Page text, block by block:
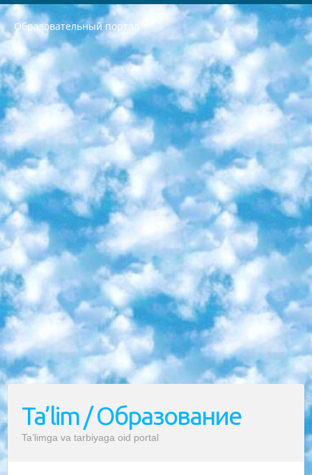
Образовательный портал
РЕСПУБЛИКА УЗБЕКИСТАН МИНИСТРЕРСТВО ДОШКОЛЬНОГО И ШКОЛЬНОГО ОБРАЗОВАНИЯ КОМАНДА в общеобразовательных учреждениях в 2023-2024 учебном году организация и проведение итоговой государственной аттестации обучающихся о Министра дошкольного и школьного образования Республики Узбекистан от 4 марта 2008 года (постановлением Минюста от 20 марта 2008 года № 1778 государственной регистрации) «Итоговое состояние учащихся общего среднего образования на основании положения об утверждении положения об аттестации общего среднего образования выпускной экзамен студентов в образовательных учреждениях в 2023-2024 учебном году В целях организации и прохождения аттестации приказываю: 1. Следующее: перечень предметов, по которым будет проводиться итоговая государственная аттестация и экзамен формы перевода согласно приложению 1; сертификаты международного образца, оценивающие уровень владения иностранными языками перечень согласно приложению 2; 2. Педагогический при специализированных образовательных учреждениях. научно-практический центр квалификации и международной оценки (Д.Давидова) 2024 г. До 25 марта: задания по предметам, по которым будет проводиться итоговая аттестация разработка и утверждение технических условий; итоговая аттестация на основании разработанного предметного задания разработка вопросов по предметам (устно и письменно), экзамен передача; общеобразовательные средние школы и специальные учебные заведения учащиеся выпускных классов школ и интернатов в агентской системе подготовка базы данных экзаменационных материалов и критериев оценки; перевод базы экзаменационных материалов на все языки обучения подать в Республиканский образовательный центр для изготовления; варианты экзаменов на основе разработанных контрольных материалов пусть будут поставлены задачи формирования. 3. Республиканский образовательный центр (Ш.Худайкулов) до 5 апреля 2024 года. до: база данных предоставленных экзаменационных материалов на все языки обучения перевод и экспертиза; для слепых, слабовидящих, глухих, слабослышащих и умственно отсталых детей учащиеся выпускных классов специализированных школ и школ-интернатов база данных экзаменационных материалов на всех преподаваемых языках подготовка критериев оценки; специализированные школы для умственно отсталых детей и технологии для учащихся выпускных классов школ-интернатов разработка соответствующих рекомендаций и критериев проведения ЕГЭ по естествознанию давать задания. 4. Педагогический при специализированных образовательных учреждениях. Научно-практический центр навыков и международной оценки (Д.Давидова), Республика образовательный центр (Худайкулов Ш.) итоговый государственный аттестационный экзамен ориентирован на творческое и логическое мышление при подготовке базы материалов учитывать введение заданий. 5. Следует отметить, что: сертификат государственного образца о знании общеобразовательного предмета и как минимум национальный уровень B1 по предметам на иностранных языках, указанным в Приложении 2. или международно признанный сертификат эквивалентного уровня студенты, изучающие определенный предмет, освобождаются от экзамена; по соответствующим предметам запланирована итоговая государственная аттестация за день до дня, путем жеребьевки Рабочей группой (в письменной форме по предметам, проводимым в форме) из числа сформированных вариантов выбрано 2 варианта; 2 выбранных варианта экзамена анонсированы на официальном сайте министерства и все выпускники по всей стране на основе этих вариантов проводит итоговую государственную аттестацию. 6. Государственное образование учащихся средних общеобразовательных учреждений. знания в соответствии с квалификационными требованиями, которые необходимо приобрести на основании стандартов итоговый (выпускной) контроль для 9 и 11 классов в целях тестирования Экзамены (далее – экзамены) состоят из предметов, перечисленных в приложении 1. будет сделано. 7. Экзамены пройдут с 26 мая по 15 июня 2024 г. (кроме науки физического воспитания). 8. Физическая для учащихся 9 классов общесредних образовательных учреждений. Экзамены по предмету «Образование, квалификация медицина» 1-6 мая 2024 года. сотрудники перевести под присмотр (с отклонениями в физическом или умственном развитии) специализированная школа для детей, школы-интернаты и со сколиозом школы-интернаты санаторного типа для больных детей исключены). 9. Он был слепым, слабовидящим и имел нарушения опорно-двигательного аппарата. экзамены в специализированных школах и интернатах для детей должны проводиться исходя из требований, предъявляемых к общеобразовательным учреждениям (физкультура кроме науки). 10. Специализированная школа для глухих и слабослышащих детей. и экзамены в интернатах и быть реализован в виде письменного теста по математике. 11. Специальность для умственно отсталых детей. Для 9 класса Родной язык и литературное письмо Государственный язык (язык обучения – узбекский). для неклассов) написано Математическое письмо Письменная/устная история Узбекистана Физическое воспитание практично Итоговый контроль Для 11 класса Написание родного языка и литературы (эссе) Математическое письмо Узбекский язык (обучение на узбекском языке) не посещающее общее среднее образование для учреждений)/Образовательное учреждение выбор письменный и устный Иностранный язык письменный/устный Письменная/устная история Узбекистана *По выбору студента:  Химия  Физика  Основы государственного права  География 10 бесплатных образовательных ресурсов - Мы составили подборку онлайн-проектов с интерактивными упражнениями, видеолекциями и статьями. Они помогут вам обрести новые и освежить старые знания бесплатно. 1. «ИНТУИТ» Старейшая образовательная площадка Рунета. Здесь вы найдёте сотни текстовых и видеокурсов на десятки различных тем — от программирования до психологии. Многие курсы подготовлены российскими университетами и крупными международными компаниями вроде Intel и Microsoft. Самостоятельное обучение бесплатное, но желающие могут оплатить услуги персональных наставников. 2. «Смартия» знакомит с актуальными профессиями и подсказывает, как им обучаться. Выбрав заинтересовавшую вас специальность — SMM-специалист, фотограф, веб-дизайнер или другую, — увидите список необходимых для неё умений. Чтобы вы могли освоить их самостоятельно, для каждого умения площадка отображает подборку ссылок на учебные материалы. Хотя «Смартия» ориентируется на русскоязычную аудиторию, часть контента всё же доступна только на английском. 3. «Лекторий Физтеха» Проект Московского физико-технического института (Физтеха). С его помощью вы можете смотреть онлайн серии лекций, записанные на видео в этом вузе. В числе доступных предметов — физика, биология, химия, информационные технологии и другие. К некоторым лекциям администрация ресурса прилагает готовые конспекты, которые можно скачивать в PDF-формате. 4. ITMOcourses Онлайн-площадка Санкт-Петербургского национального исследовательского университета информационных технологий, механики и оптики (ИТМО). Ресурс предоставляет свободный доступ к курсам, разработанным в этом вузе. Каталог материалов разбит на четыре категории: «Оптические системы и технологии», «Приборостроение и робототехника», «Информационные технологии» и «Биотехнологии». Курсы состоят из видеолекций, интерактивных демонстраций и заданий. 5. «КиберЛенинка» Электронная научная библиотека открытого доступа. Каталог площадки регулярно обрастает текстами статей из различных научных изданий. Сгруппированные по журналам и рубрикам публикации можно читать онлайн или скачивать целиком в PDF-формате. Проект нацелен на популяризацию науки за счёт открытого доступа к качественной информации. 6. «ПостНаука» На этом ресурсе публикуют подборки видеолекций, составленные экспертами из разных отраслей и объединённые общими темами. Среди них, к примеру, есть серии «Биоинформатика и геномика», «Культура средневековой Скандинавии» и Cinema Studies о теории кино. Каждая подборка лекций — логически связанная история, рассказанная экспертом от первого лица. Кроме того, на сайте появляются научно-образовательные статьи и тесты на разные темы. 7. «Newочём» Команда проекта «Newочём» отбирает самые интересные тексты из англоязычных СМИ и переводит те из них, за которые голосуют участники сообщества «ВКонтакте». По большей части это научно-популярные статьи. Редакторы придумывают лишь заголовки, в остальном содержание переводов соответствует оригиналам. Полные тексты можно читать прямо в социальной сети. 8. InternetUrok Онлайн-база материалов по основным дисциплинам школьной программы. Информация на сайте структурирована по классам, предметам и темам (урокам). Каждый урок состоит из видеолекций и конспектов. Есть также интерактивные тренажёры и тесты для закрепления пройденного материала. Даже если вы давно окончили школу, возможность повторить программу старших классов всегда может пригодиться. 9. Edutainme Ещё один ресурс об образовании. В отличие от Newtonew, как мне кажется, Edutainme больше ориентируется на представителей индустрии: педагогов, предпринимателей, разработчиков образовательных проектов. Но и любой, кто просто стремится к саморазвитию, найдёт на сайте много полезного и интересного для себя. Например, информацию о новых курсах и образовательных сервисах. 10. Newtonew Онлайн-медиа об образовании и обучении в широком смысле. Авторы Newtonew пишут об инструментах, заведениях, тактиках и стратегиях, которые помогают учить других и получать новые знания самостоятельно. На этой площадке вы найдёте новости, обзоры, аналитические мат
Ta’lim / Образование
Ta’limga va tarbiyaga oid portal